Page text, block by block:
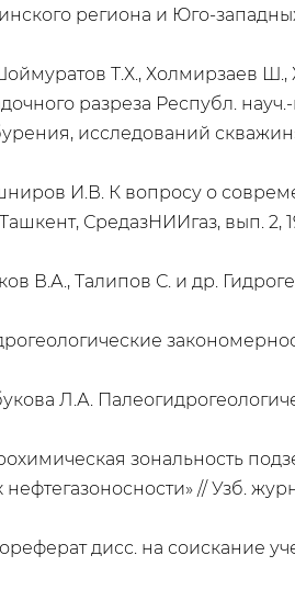
региона и Юго-
Т.Х., Холмирзаев
разреза Республ.
исследований
И.В. К вопросу о
СредазНИИгаз, вып. 2,
В.А., Талипов С. и др.
Л.А.
зональность
// Узб.
дисс. на соискание